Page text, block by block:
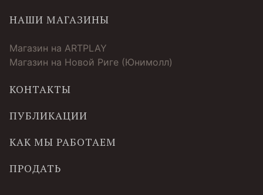
НАШИ МАГАЗИНЫ
Магазин на ARTPLAY
Магазин на Новой Риге (Юнимолл)
КОНТАКТЫ
ПУБЛИКАЦИИ
КАК МЫ РАБОТАЕМ
ПРОДАТЬ